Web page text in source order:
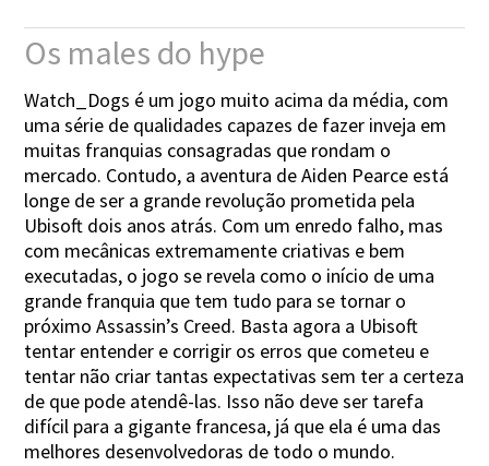
Os males do hype
Watch_Dogs é um jogo muito acima da média, com
uma série de qualidades capazes de fazer inveja em
muitas franquias consagradas que rondam o
mercado. Contudo, a aventura de Aiden Pearce está
longe de ser a grande revolução prometida pela
Ubisoft dois anos atrás. Com um enredo falho, mas
com mecânicas extremamente criativas e bem
executadas, o jogo se revela como o início de uma
grande franquia que tem tudo para se tornar o
próximo Assassin’s Creed. Basta agora a Ubisoft
tentar entender e corrigir os erros que cometeu e
tentar não criar tantas expectativas sem ter a certeza
de que pode atendê-las. Isso não deve ser tarefa
difícil para a gigante francesa, já que ela é uma das
melhores desenvolvedoras de todo o mundo.